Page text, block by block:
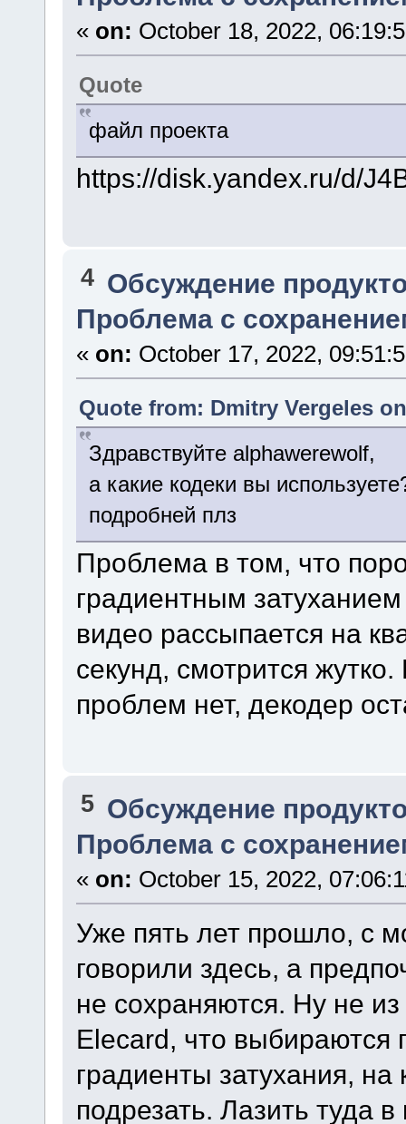
« on: October 18, 2022,
Quote
файл проекта
https://disk.yandex.ru/d/
4 Обсуждение
Проблема с
« on: October 17, 2022,
Quote from: Dmitry Vergeles
Здравствуйте alphawerewolf,
а какие кодеки вы
подробней плз
Проблема в том, что
градиентным
видео рассыпается на
секунд, смотрится
проблем нет, декодер
5 Обсуждение
Проблема с
« on: October 15, 2022,
Уже пять лет прошло, с
говорили здесь, а
не сохраняются. Ну не
Elecard, что
градиенты затухания,
подрезать. Лазить туда